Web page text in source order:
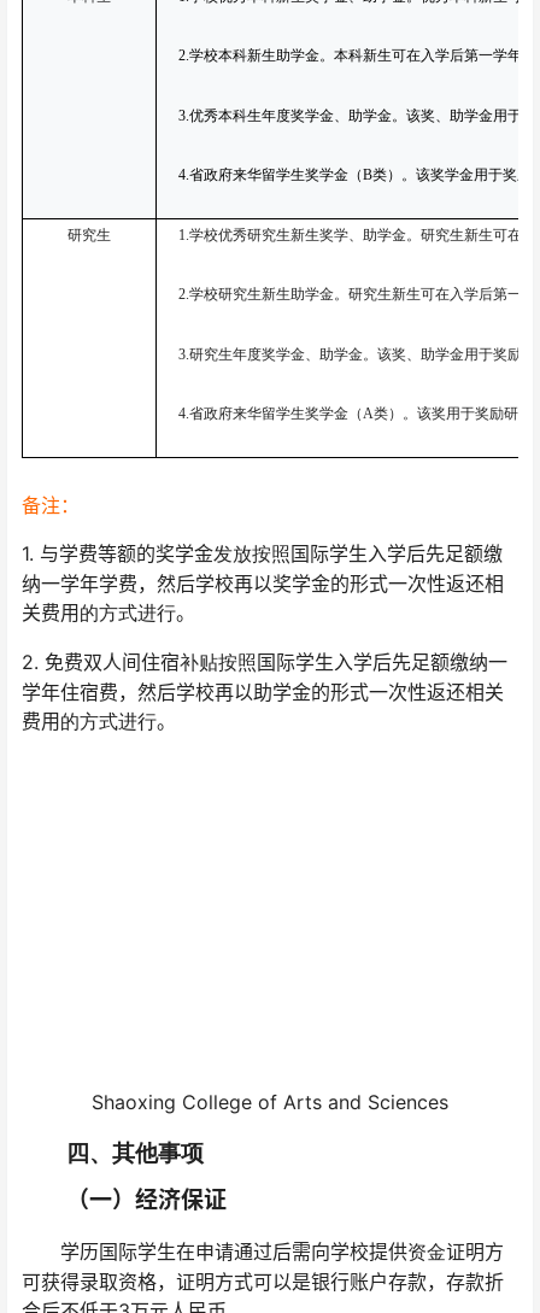
2.学校本科新生助学金。本科新生可在入学后第一学年
3. 优秀本科生年度奖学金、助学金。该奖、助学金用于
4. 省政府来华留学生奖学金（B类）。该奖学金用于奖励
研究生 1.学校优秀研究生新生奖学、助学金。研究生新生可在
2.学校研究生新生助学金。研究生新生可在入学后第一
3. 研究生年度奖学金、助学金。该奖、助学金用于奖励
4. 省政府来华留学生奖学金（A类）。该奖用于奖励研二
备注：
1. 与学费等额的奖学金发放按照国际学生入学后先足额缴
纳一学年学费，然后学校再以奖学金的形式一次性返还相
关费用 的方式进行。
2. 免费双人间住宿补贴按照国际学生入学后先足额缴纳一
学年住宿费，然后学校再以助学金的形式一次性返还相关
费用 的方式进行。
Shaoxing College of Arts and Sciences
四、其他事项
（一）经济保证
学历国际学生在申请通过后需向学校提供资金证明方
可获得录取资格，证明方式可以是银行账户存款，存款折